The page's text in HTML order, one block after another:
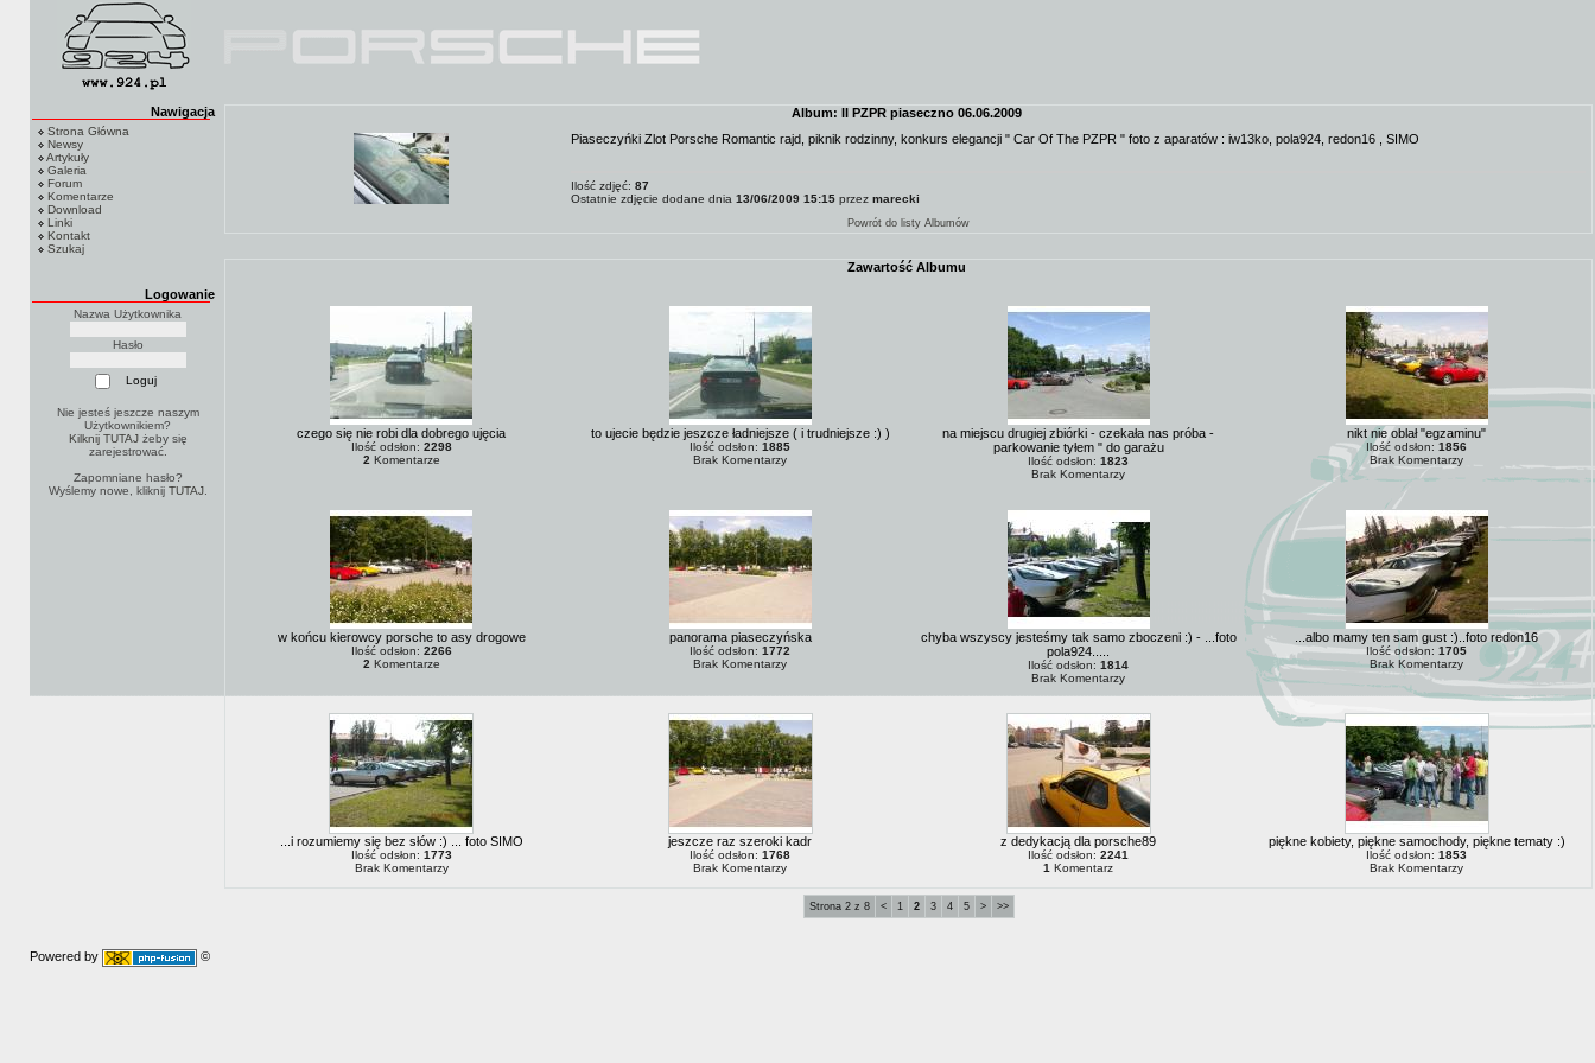
Nawigacja
Strona Główna
Newsy
Artykuły
Galeria
Forum
Komentarze
Download
Linki
Kontakt
Szukaj
Logowanie
Nazwa Użytkownika
Hasło
Nie jesteś jeszcze naszym
Użytkownikiem?
Kilknij TUTAJżeby się
zarejestrować.
Zapomniane hasło?
Wyślemy nowe, kliknij TUTAJ.
Album: II PZPR piaseczno 06.06.2009
Piaseczyńki Zlot Porsche Romantic rajd, piknik rodzinny, konkurs elegancji " Car Of The PZPR " foto z aparatów : iw13ko, pola924, redon16 , SIMO
Ilość zdjęć: 87
Ostatnie zdjęcie dodane dnia 13/06/2009 15:15 przez marecki
Powrót do listy Albumów
Zawartość Albumu
czego się nie robi dla dobrego ujęcia
Ilość odsłon: 2298
2 Komentarze
to ujecie będzie jeszcze ładniejsze ( i trudniejsze :) )
Ilość odsłon: 1885
Brak Komentarzy
na miejscu drugiej zbiórki - czekała nas próba -
parkowanie tyłem " do garażu
Ilość odsłon: 1823
Brak Komentarzy
nikt nie oblał "egzaminu"
Ilość odsłon: 1856
Brak Komentarzy
w końcu kierowcy porsche to asy drogowe
Ilość odsłon: 2266
2 Komentarze
panorama piaseczyńska
Ilość odsłon: 1772
Brak Komentarzy
chyba wszyscy jesteśmy tak samo zboczeni :) - ...foto
pola924.....
Ilość odsłon: 1814
Brak Komentarzy
...albo mamy ten sam gust :)..foto redon16
Ilość odsłon: 1705
Brak Komentarzy
...i rozumiemy się bez słów :) ... foto SIMO
Ilość odsłon: 1773
Brak Komentarzy
jeszcze raz szeroki kadr
Ilość odsłon: 1768
Brak Komentarzy
z dedykacją dla porsche89
Ilość odsłon: 2241
1 Komentarz
piękne kobiety, piękne samochody, piękne tematy :)
Ilość odsłon: 1853
Brak Komentarzy
Strona 2 z 8 < 1 2 3 4 5 > >>
Powered by ©